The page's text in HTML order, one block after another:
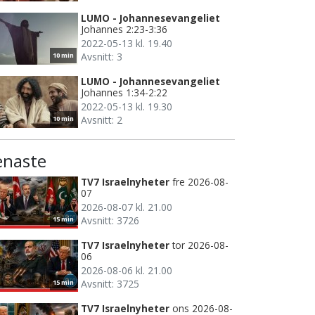
10 min
LUMO - Johannesevangeliet
Johannes 2:23-3:36
2022-05-13 kl. 19.40
Avsnitt: 3
10 min
LUMO - Johannesevangeliet
Johannes 1:34-2:22
2022-05-13 kl. 19.30
Avsnitt: 2
15 min
TV7 Israelnyheter fre 2026-08-
07
2026-08-07 kl. 21.00
Avsnitt: 3726
15 min
TV7 Israelnyheter tor 2026-08-
06
2026-08-06 kl. 21.00
Avsnitt: 3725
TV7 Israelnyheter ons 2026-08-